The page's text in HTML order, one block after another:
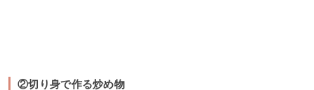
②切り身で作る炒め物